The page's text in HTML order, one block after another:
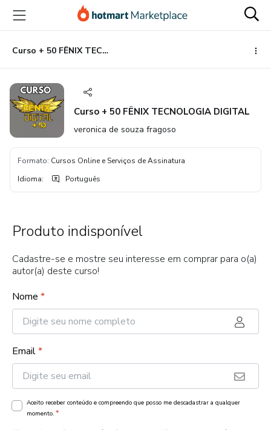
para
conteúdo
principal
para
pagamento
para
rodapé
Curso + 50 FÊNIX TECNOLOGIA DIGITAL
Curso + 50 FÊNIX TECNOLOGIA DIGITAL
veronica de souza fragoso
Formato: Cursos Online e Serviços de Assinatura
Idioma: Português
Produto indisponível
Cadastre-se e mostre seu interesse em comprar para o(a)
autor(a) deste curso!
Nome *
Email*
Aceito receber conteúdo e compreendo que posso me descadastrar a qualquer
momento. *